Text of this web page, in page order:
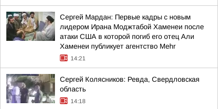
Сергей Мардан: Первые кадры с новым
лидером Ирана Моджтабой Хаменеи после
атаки США в которой погиб его отец Али
Хаменеи публикует агентство Mehr
14:21
Сергей Колясников: Ревда, Свердловская
область
14:18